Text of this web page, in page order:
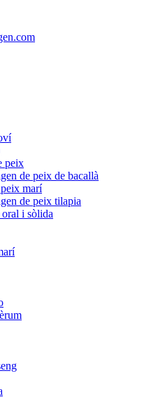
peix
de peix de bacallà
marí
de peix tilapia
i sòlida